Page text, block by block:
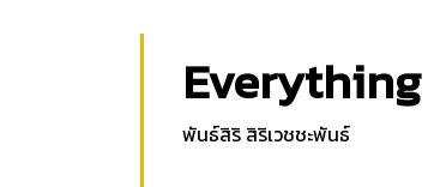
พันธ์สิริ สิริเวชชะพันธ์